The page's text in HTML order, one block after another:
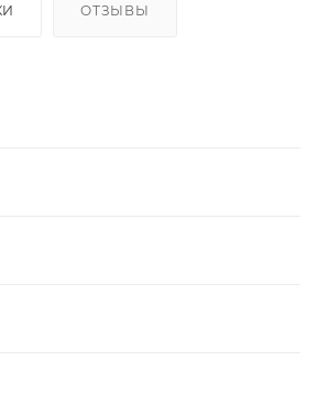
ОТЗЫВЫ